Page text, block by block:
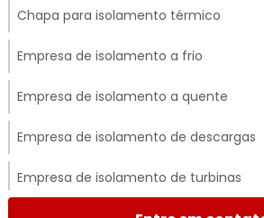
Chapa para isolamento térmico
Empresa de isolamento a frio
Empresa de isolamento a quente
Empresa de isolamento de descargas
Empresa de isolamento de turbinas